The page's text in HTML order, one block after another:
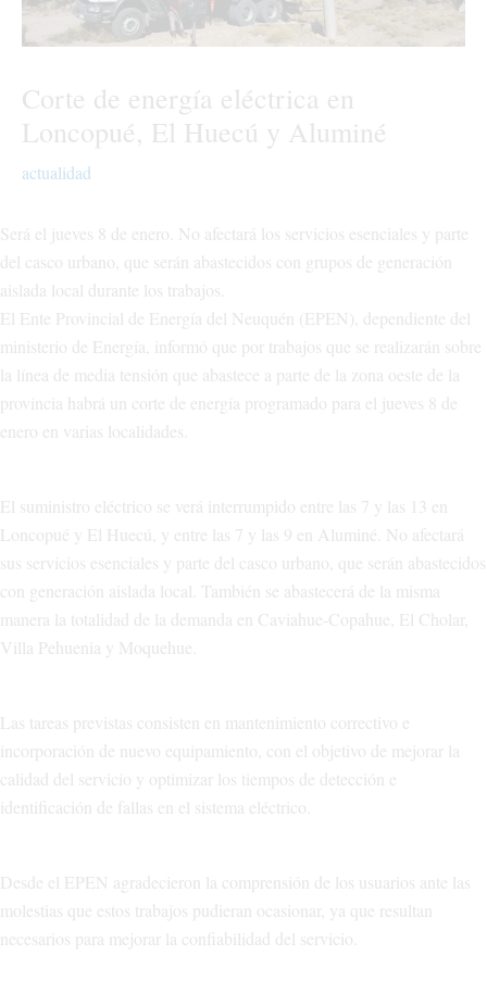
Corte de energía eléctrica en
Loncopué, El Huecú y Aluminé
actualidad
Será el jueves 8 de enero. No afectará los servicios esenciales y parte
del casco urbano, que serán abastecidos con grupos de generación
aislada local durante los trabajos.
El Ente Provincial de Energía del Neuquén (EPEN), dependiente del
ministerio de Energía, informó que por trabajos que se realizarán sobre
la línea de media tensión que abastece a parte de la zona oeste de la
provincia habrá un corte de energía programado para el jueves 8 de
enero en varias localidades.
El suministro eléctrico se verá interrumpido entre las 7 y las 13 en
Loncopué y El Huecú, y entre las 7 y las 9 en Aluminé. No afectará
sus servicios esenciales y parte del casco urbano, que serán abastecidos
con generación aislada local. También se abastecerá de la misma
manera la totalidad de la demanda en Caviahue-Copahue, El Cholar,
Villa Pehuenia y Moquehue.
Las tareas previstas consisten en mantenimiento correctivo e
incorporación de nuevo equipamiento, con el objetivo de mejorar la
calidad del servicio y optimizar los tiempos de detección e
identificación de fallas en el sistema eléctrico.
Desde el EPEN agradecieron la comprensión de los usuarios ante las
molestias que estos trabajos pudieran ocasionar, ya que resultan
necesarios para mejorar la confiabilidad del servicio.